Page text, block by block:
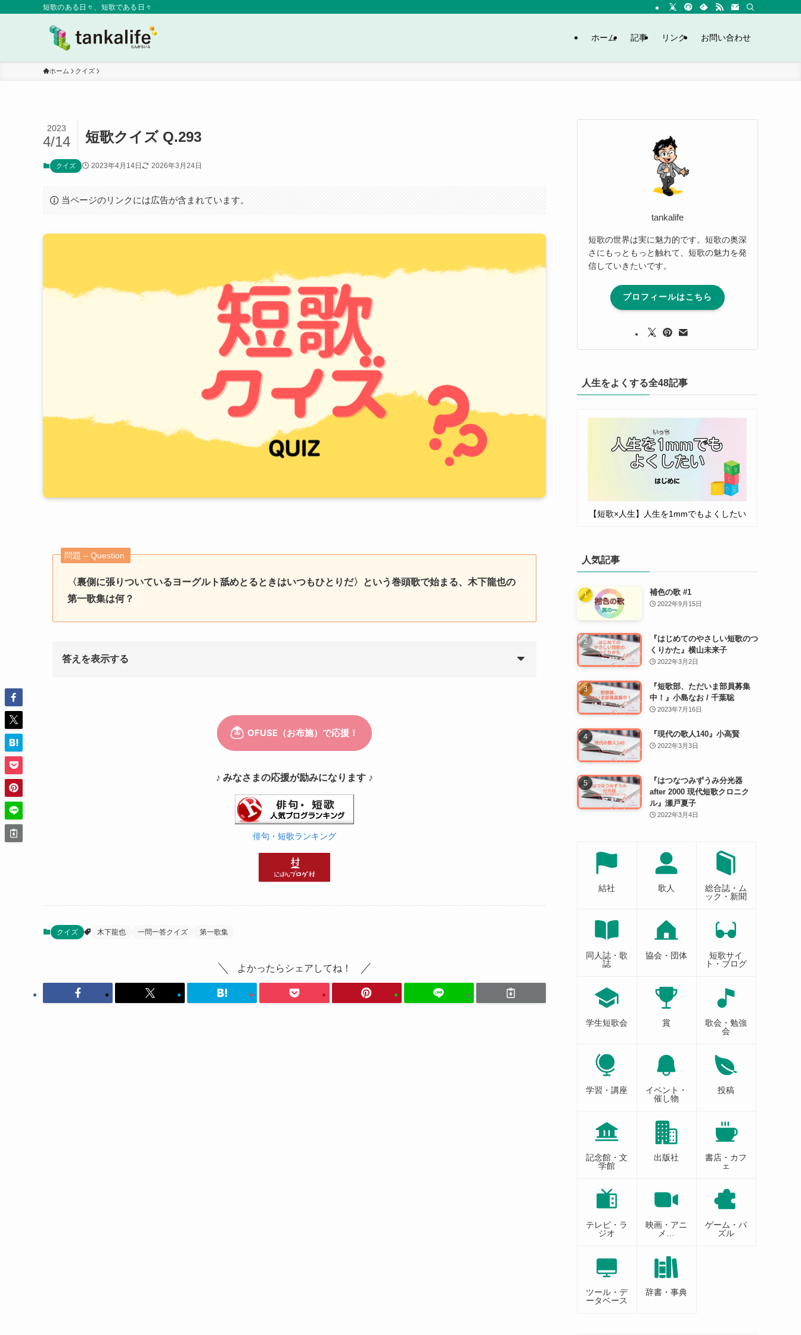
短歌のある日々、短歌である日々
ホーム 記事 リンク お問い合わせ
ホーム クイズ
短歌クイズ Q.293
2023
4/14
クイズ 2023年4月14日 2026年3月24日
当ページのリンクには広告が含まれています。
問題 – Question
〈裏側に張りついているヨーグルト舐めとるときはいつもひとりだ〉という巻頭歌で始まる、木下龍也の
第一歌集は何？
答えを表示する
♪ みなさまの応援が励みになります ♪
俳句・短歌ランキング
クイズ 木下龍也 一問一答クイズ 第一歌集
よかったらシェアしてね！
tankalife
短歌の世界は実に魅力的です。短歌の奥深
さにもっともっと触れて、短歌の魅力を発
信していきたいです。
プロフィールはこちら
人生をよくする全48記事
【短歌×人生】人生を1mmでもよくしたい
人気記事
補色の歌 #1
2022年9月15日
『はじめてのやさしい短歌のつ
くりかた』横山未来子
2022年3月2日
『短歌部、ただいま部員募集
中！』小島なお / 千葉聡
2023年7月16日
『現代の歌人140』小高賢
2022年3月3日
『はつなつみずうみ分光器
after 2000 現代短歌クロニク
ル』瀬戸夏子
2022年3月4日
結社 歌人
総合誌・ム
ック・新聞
同人誌・歌
誌
協会・団体
短歌サイ
ト・ブログ
学生短歌会 賞
歌会・勉強
会
学習・講座
イベント・
催し物
投稿
記念館・文
学館
出版社
書店・カフ
ェ
テレビ・ラ
ジオ
映画・アニ
メ…
ゲーム・パ
ズル
ツール・デ
ータベース
辞書・事典